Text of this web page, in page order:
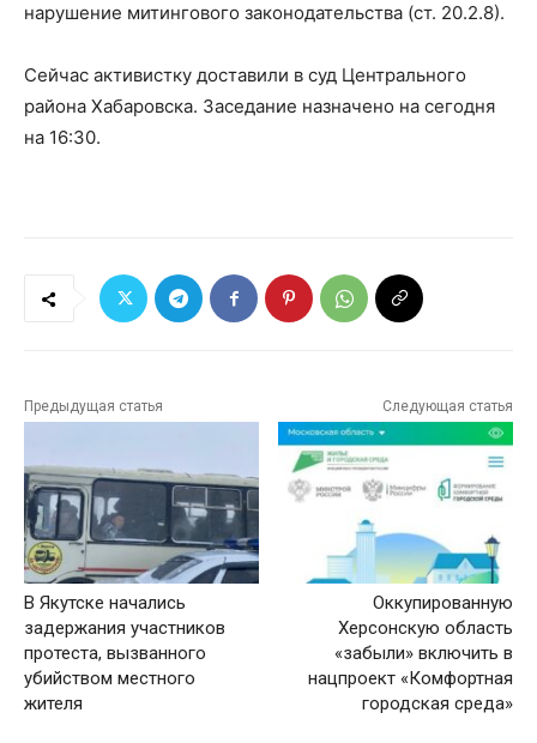
нарушение митингового законодательства (ст. 20.2.8).
Сейчас активистку доставили в суд Центрального
района Хабаровска. Заседание назначено на сегодня
на 16:30.
Предыдущая статья
В Якутске начались
задержания участников
протеста, вызванного
убийством местного
жителя
Следующая статья
Оккупированную
Херсонскую область
«забыли» включить в
нацпроект «Комфортная
городская среда»